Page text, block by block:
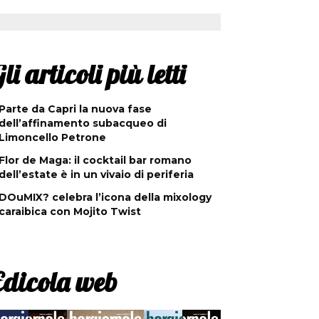
articoli più letti
da Capri la nuova fase
subacqueo di
Petrone
de Maga: il cocktail bar romano
è in un vivaio di periferia
celebra l’icona della mixology
con Mojito Twist
web